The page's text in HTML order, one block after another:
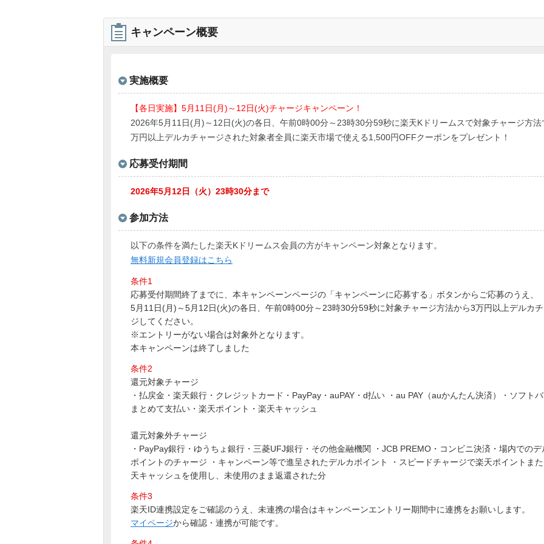
キャンペーン概要
実施概要
【各日実施】5月11日(月)～12日(火)チャージキャンペーン！
2026年5月11日(月)～12日(火)の各日、午前0時00分～23時30分59秒に楽天Kドリームスで対象チャージ方法
万円以上デルカチャージされた対象者全員に楽天市場で使える1,500円OFFクーポンをプレゼント！
応募受付期間
2026年5月12日（火）23時30分まで
参加方法
以下の条件を満たした楽天Kドリームス会員の方がキャンペーン対象となります。
無料新規会員登録はこちら
条件1
応募受付期間終了までに、本キャンペーンページの「キャンペーンに応募する」ボタンからご応募のうえ、
5月11日(月)～5月12日(火)の各日、午前0時00分～23時30分59秒に対象チャージ方法から3万円以上デルカ
ジしてください。
※エントリーがない場合は対象外となります。
本キャンペーンは終了しました
条件2
還元対象チャージ
・払戻金・楽天銀行・クレジットカード・PayPay・auPAY・d払い ・au PAY（auかんたん決済）・ソフト
まとめて支払い・楽天ポイント・楽天キャッシュ
還元対象外チャージ
・PayPay銀行・ゆうちょ銀行・三菱UFJ銀行・その他金融機関 ・JCB PREMO・コンビニ決済・場内でのデ
ポイントのチャージ ・キャンペーン等で進呈されたデルカポイント ・スピードチャージで楽天ポイントま
天キャッシュを使用し、未使用のまま返還された分
条件3
楽天ID連携設定をご確認のうえ、未連携の場合はキャンペーンエントリー期間中に連携をお願いします。
マイページから確認・連携が可能です。